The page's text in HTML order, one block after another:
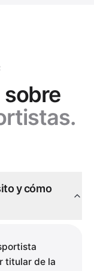
sobre
y cómo
titular de la